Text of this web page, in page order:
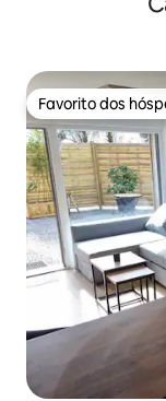
Favorito dos
Favorito dos